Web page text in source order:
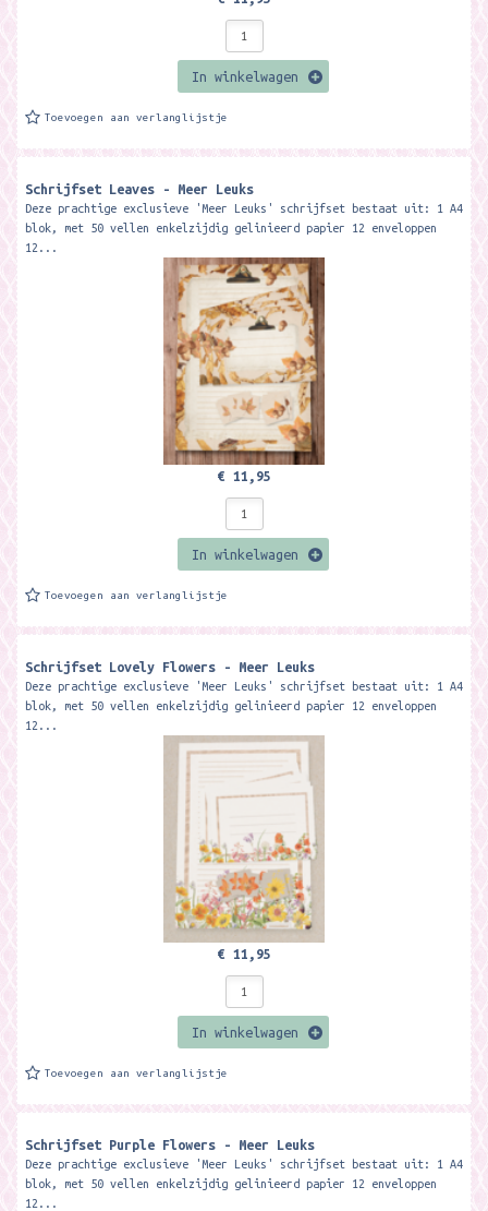
In winkelwagen
Toevoegen aan verlanglijstje
Schrijfset Leaves - Meer Leuks
Deze prachtige exclusieve 'Meer Leuks' schrijfset bestaat uit: 1 A4
blok, met 50 vellen enkelzijdig gelinieerd papier 12 enveloppen
12...
€ 11,95
In winkelwagen
Toevoegen aan verlanglijstje
Schrijfset Lovely Flowers - Meer Leuks
Deze prachtige exclusieve 'Meer Leuks' schrijfset bestaat uit: 1 A4
blok, met 50 vellen enkelzijdig gelinieerd papier 12 enveloppen
12...
€ 11,95
In winkelwagen
Toevoegen aan verlanglijstje
Schrijfset Purple Flowers - Meer Leuks
Deze prachtige exclusieve 'Meer Leuks' schrijfset bestaat uit: 1 A4
blok, met 50 vellen enkelzijdig gelinieerd papier 12 enveloppen
12...